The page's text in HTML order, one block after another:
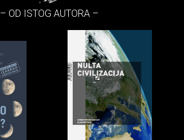
– OD ISTOG AUTORA –